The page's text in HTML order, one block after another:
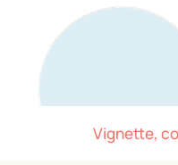
Vignette,